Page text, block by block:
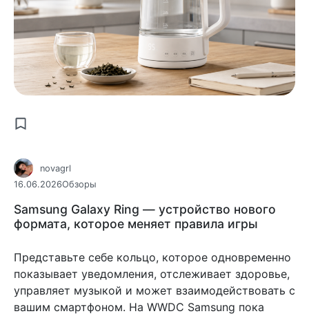
novagrl
16.06.2026Обзоры
Samsung Galaxy Ring — устройство нового
формата, которое меняет правила игры
Представьте себе кольцо, которое одновременно
показывает уведомления, отслеживает здоровье,
управляет музыкой и может взаимодействовать с
вашим смартфоном. На WWDC Samsung пока